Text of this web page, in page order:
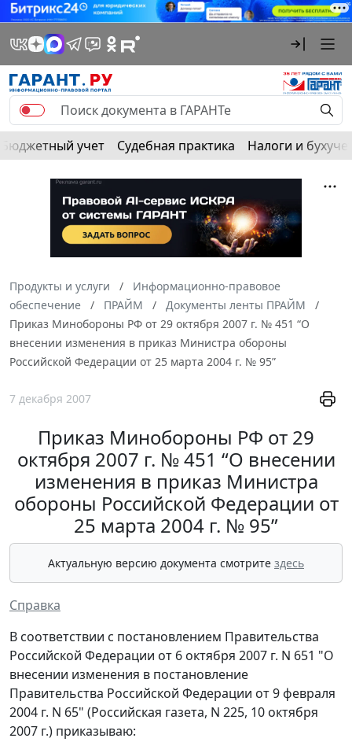
Бюджетный учет Судебная практика Налоги и
Продукты и услуги
Информационно-правовое
обеспечение
ПРАЙМ
Документы ленты ПРАЙМ
Приказ Минобороны РФ от 29 октября 2007 г. № 451 “О
внесении изменения в приказ Министра обороны
Российской Федерации от 25 марта 2004 г. № 95”
7 декабря 2007
Приказ Минобороны РФ от 29
октября 2007 г. № 451 “О внесении
изменения в приказ Министра
обороны Российской Федерации от
25 марта 2004 г. № 95”
Актуальную версию документа смотрите здесь
Справка
В соответствии с постановлением Правительства
Российской Федерации от 6 октября 2007 г. N 651 "О
внесении изменения в постановление
Правительства Российской Федерации от 9 февраля
2004 г. N 65" (Российская газета, N 225, 10 октября
2007 г.) приказываю: